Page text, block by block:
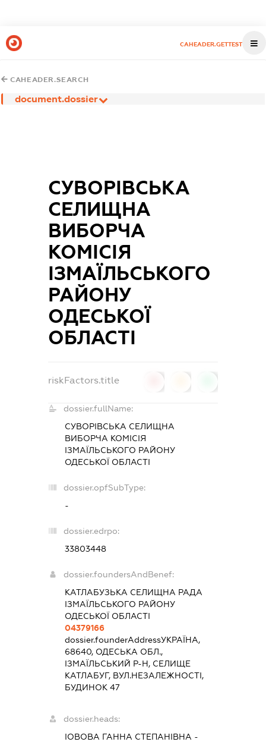
CAHEADER.GETTEST
CAHEADER.SEARCH
document.dossier
СУВОРІВСЬКА
СЕЛИЩНА
ВИБОРЧА
КОМІСІЯ
ІЗМАЇЛЬСЬКОГО
РАЙОНУ
ОДЕСЬКОЇ
ОБЛАСТІ
riskFactors.title
dossier.fullName:
СУВОРІВСЬКА СЕЛИЩНА
ВИБОРЧА КОМІСІЯ
ІЗМАЇЛЬСЬКОГО РАЙОНУ
ОДЕСЬКОЇ ОБЛАСТІ
dossier.opfSubType:
-
dossier.edrpo:
33803448
dossier.foundersAndBenef:
КАТЛАБУЗЬКА СЕЛИЩНА РАДА
ІЗМАЇЛЬСЬКОГО РАЙОНУ
ОДЕСЬКОЇ ОБЛАСТІ
04379166
dossier.founderAddressУКРАЇНА,
68640, ОДЕСЬКА ОБЛ.,
ІЗМАЇЛЬСЬКИЙ Р-Н, СЕЛИЩЕ
КАТЛАБУГ, ВУЛ.НЕЗАЛЕЖНОСТІ,
БУДИНОК 47
dossier.heads:
ІОВОВА ГАННА СТЕПАНІВНА -